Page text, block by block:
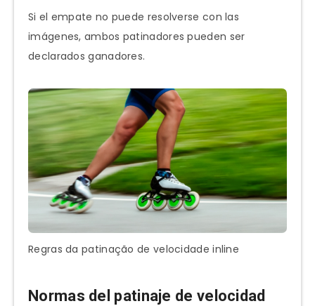
Si el empate no puede resolverse con las
imágenes, ambos patinadores pueden ser
declarados ganadores.
Regras da patinação de velocidade inline
Normas del patinaje de velocidad